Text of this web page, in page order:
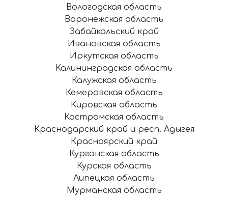
Вологодская область
Воронежская область
Забайкальский край
Ивановская область
Иркутская область
Калининградская область
Калужская область
Кемеровская область
Кировская область
Костромская область
Краснодарский край и респ. Адыгея
Красноярский край
Курганская область
Курская область
Липецкая область
Мурманская область